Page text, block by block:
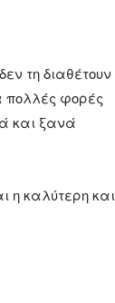
τη διαθέτουν
πολλές φορές
και ξανά
η καλύτερη και